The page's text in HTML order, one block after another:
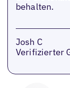
behalten.
Josh C
Verifizierter